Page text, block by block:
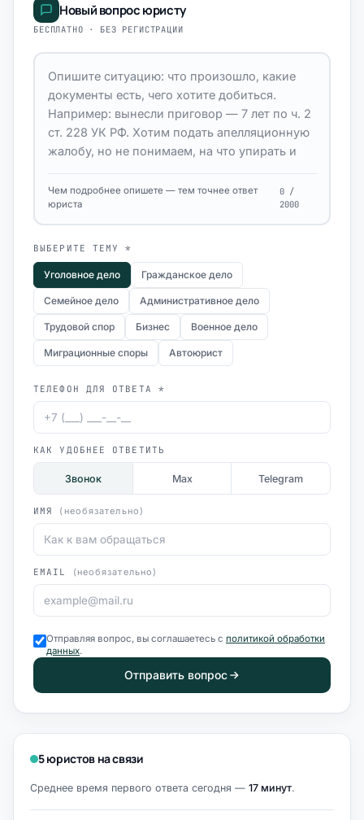
Новый вопрос юристу
БЕСПЛАТНО · БЕЗ РЕГИСТРАЦИИ
Чем подробнее опишете — тем точнее ответ
юриста
0 /
2000
ВЫБЕРИТЕ ТЕМУ *
Уголовное дело Гражданское дело
Семейное дело Административное дело
Трудовой спор Бизнес Военное дело
Миграционные споры Автоюрист
ТЕЛЕФОН ДЛЯ ОТВЕТА *
КАК УДОБНЕЕ ОТВЕТИТЬ
Звонок Max Telegram
ИМЯ (необязательно)
EMAIL (необязательно)
Отправляя вопрос, вы соглашаетесь с политикой обработки
данных.
Отправить вопрос
5 юристов на связи
Среднее время первого ответа сегодня — 17 минут.